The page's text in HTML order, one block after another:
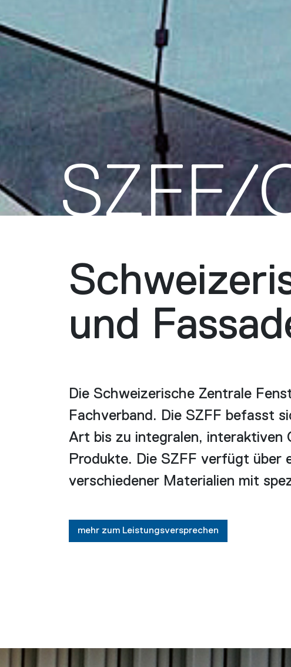
SZFF/
und
Die Schweizerische Zentrale
Fachverband. Die SZFF befasst
Art bis zu integralen, interaktiven
Produkte. Die SZFF verfügt über
verschiedener Materialien mit
mehr zum Leistungsversprechen